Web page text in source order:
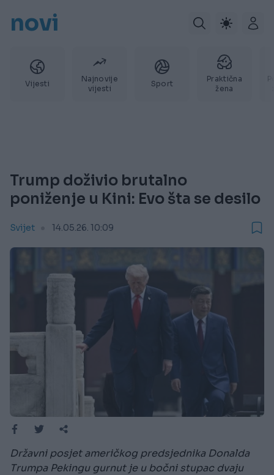
novi
Vijesti
Najnovije
vijesti
Sport
Praktična
žena
Trump doživio brutalno
poniženje u Kini: Evo šta se desilo
Svijet 14.05.26. 10:09
Državni posjet američkog predsjednika Donalda
Trumpa Pekingu gurnut je u bočni stupac dvaju